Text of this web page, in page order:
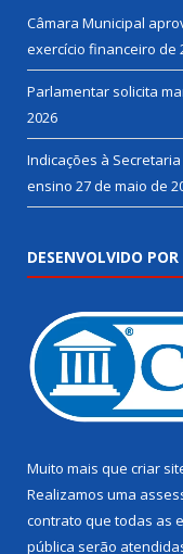
Câmara Municipal
exercício financeiro de
Parlamentar solicita
2026
Indicações à
ensino 27 de maio de
DESENVOLVIDO POR
Muito mais que criar
Realizamos uma
contrato que todas as
pública serão